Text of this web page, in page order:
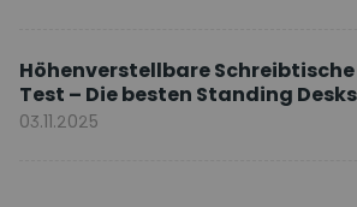
Höhenverstellbare
Test – Die besten Standing
Vergleich
03.11.2025